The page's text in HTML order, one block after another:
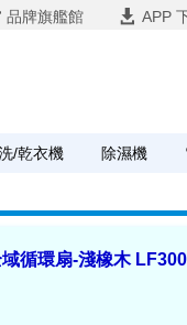
品牌旗艦館 APP
/乾衣機 除濕機
循環扇-淺橡木